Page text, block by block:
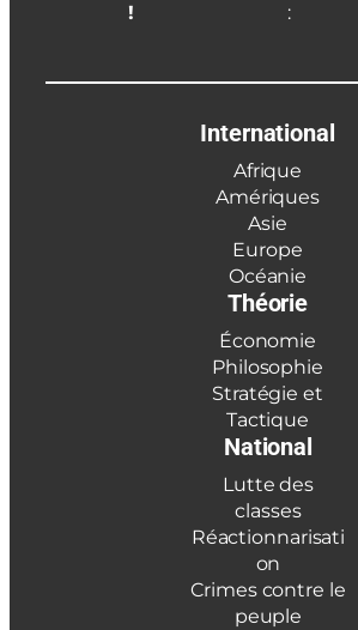
!
:
International
Afrique
Amériques
Asie
Europe
Océanie
Théorie
Économie
Philosophie
Stratégie et
Tactique
National
Lutte des
classes
Réactionnarisati
on
Crimes contre le
peuple